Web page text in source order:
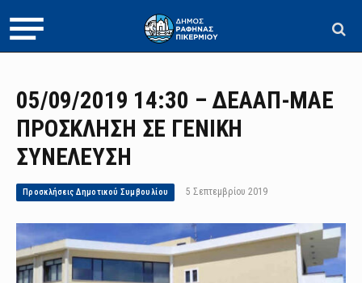
05/09/2019 14:30 – ΔΕΑΑΠ-ΜΑΕ
ΠΡΟΣΚΛΗΣΗ ΣΕ ΓΕΝΙΚΗ
ΣΥΝΕΛΕΥΣΗ
Προσκλήσεις Δημοτικού Συμβουλίου 5 Σεπτεμβρίου 2019